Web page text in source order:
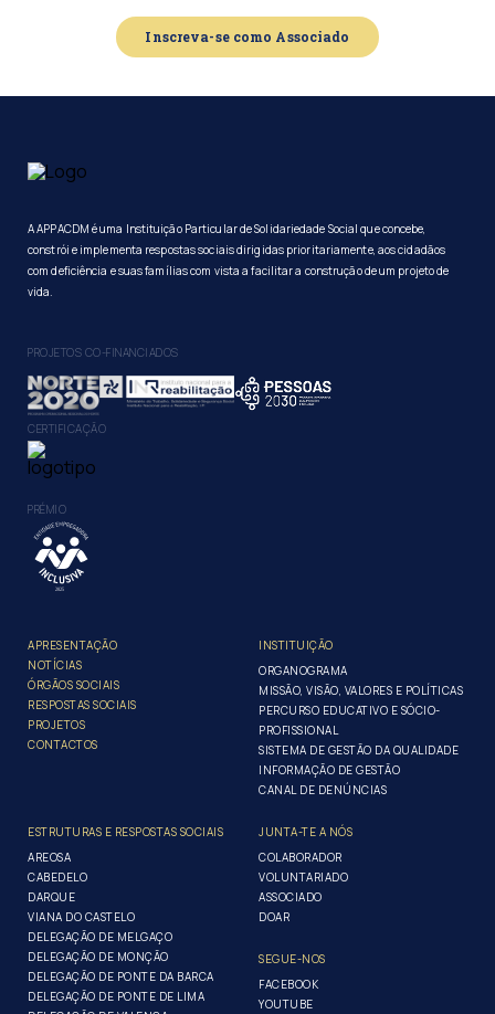
Inscreva-se como Associado
A APPACDM é uma Instituição Particular de Solidariedade Social que concebe,
constrói e implementa respostas sociais dirigidas prioritariamente, aos cidadãos
com deficiência e suas famílias com vista a facilitar a construção de um projeto de
vida.
PROJETOS CO-FINANCIADOS
CERTIFICAÇÃO
PRÉMIO
APRESENTAÇÃO
NOTÍCIAS
ÓRGÃOS SOCIAIS
RESPOSTAS SOCIAIS
PROJETOS
CONTACTOS
INSTITUIÇÃO
ORGANOGRAMA
MISSÃO, VISÃO, VALORES E POLÍTICAS
PERCURSO EDUCATIVO E SÓCIO-
PROFISSIONAL
SISTEMA DE GESTÃO DA QUALIDADE
INFORMAÇÃO DE GESTÃO
CANAL DE DENÚNCIAS
ESTRUTURAS E RESPOSTAS SOCIAIS
AREOSA
CABEDELO
DARQUE
VIANA DO CASTELO
DELEGAÇÃO DE MELGAÇO
DELEGAÇÃO DE MONÇÃO
DELEGAÇÃO DE PONTE DA BARCA
DELEGAÇÃO DE PONTE DE LIMA
JUNTA-TE A NÓS
COLABORADOR
VOLUNTARIADO
ASSOCIADO
DOAR
SEGUE-NOS
FACEBOOK
YOUTUBE